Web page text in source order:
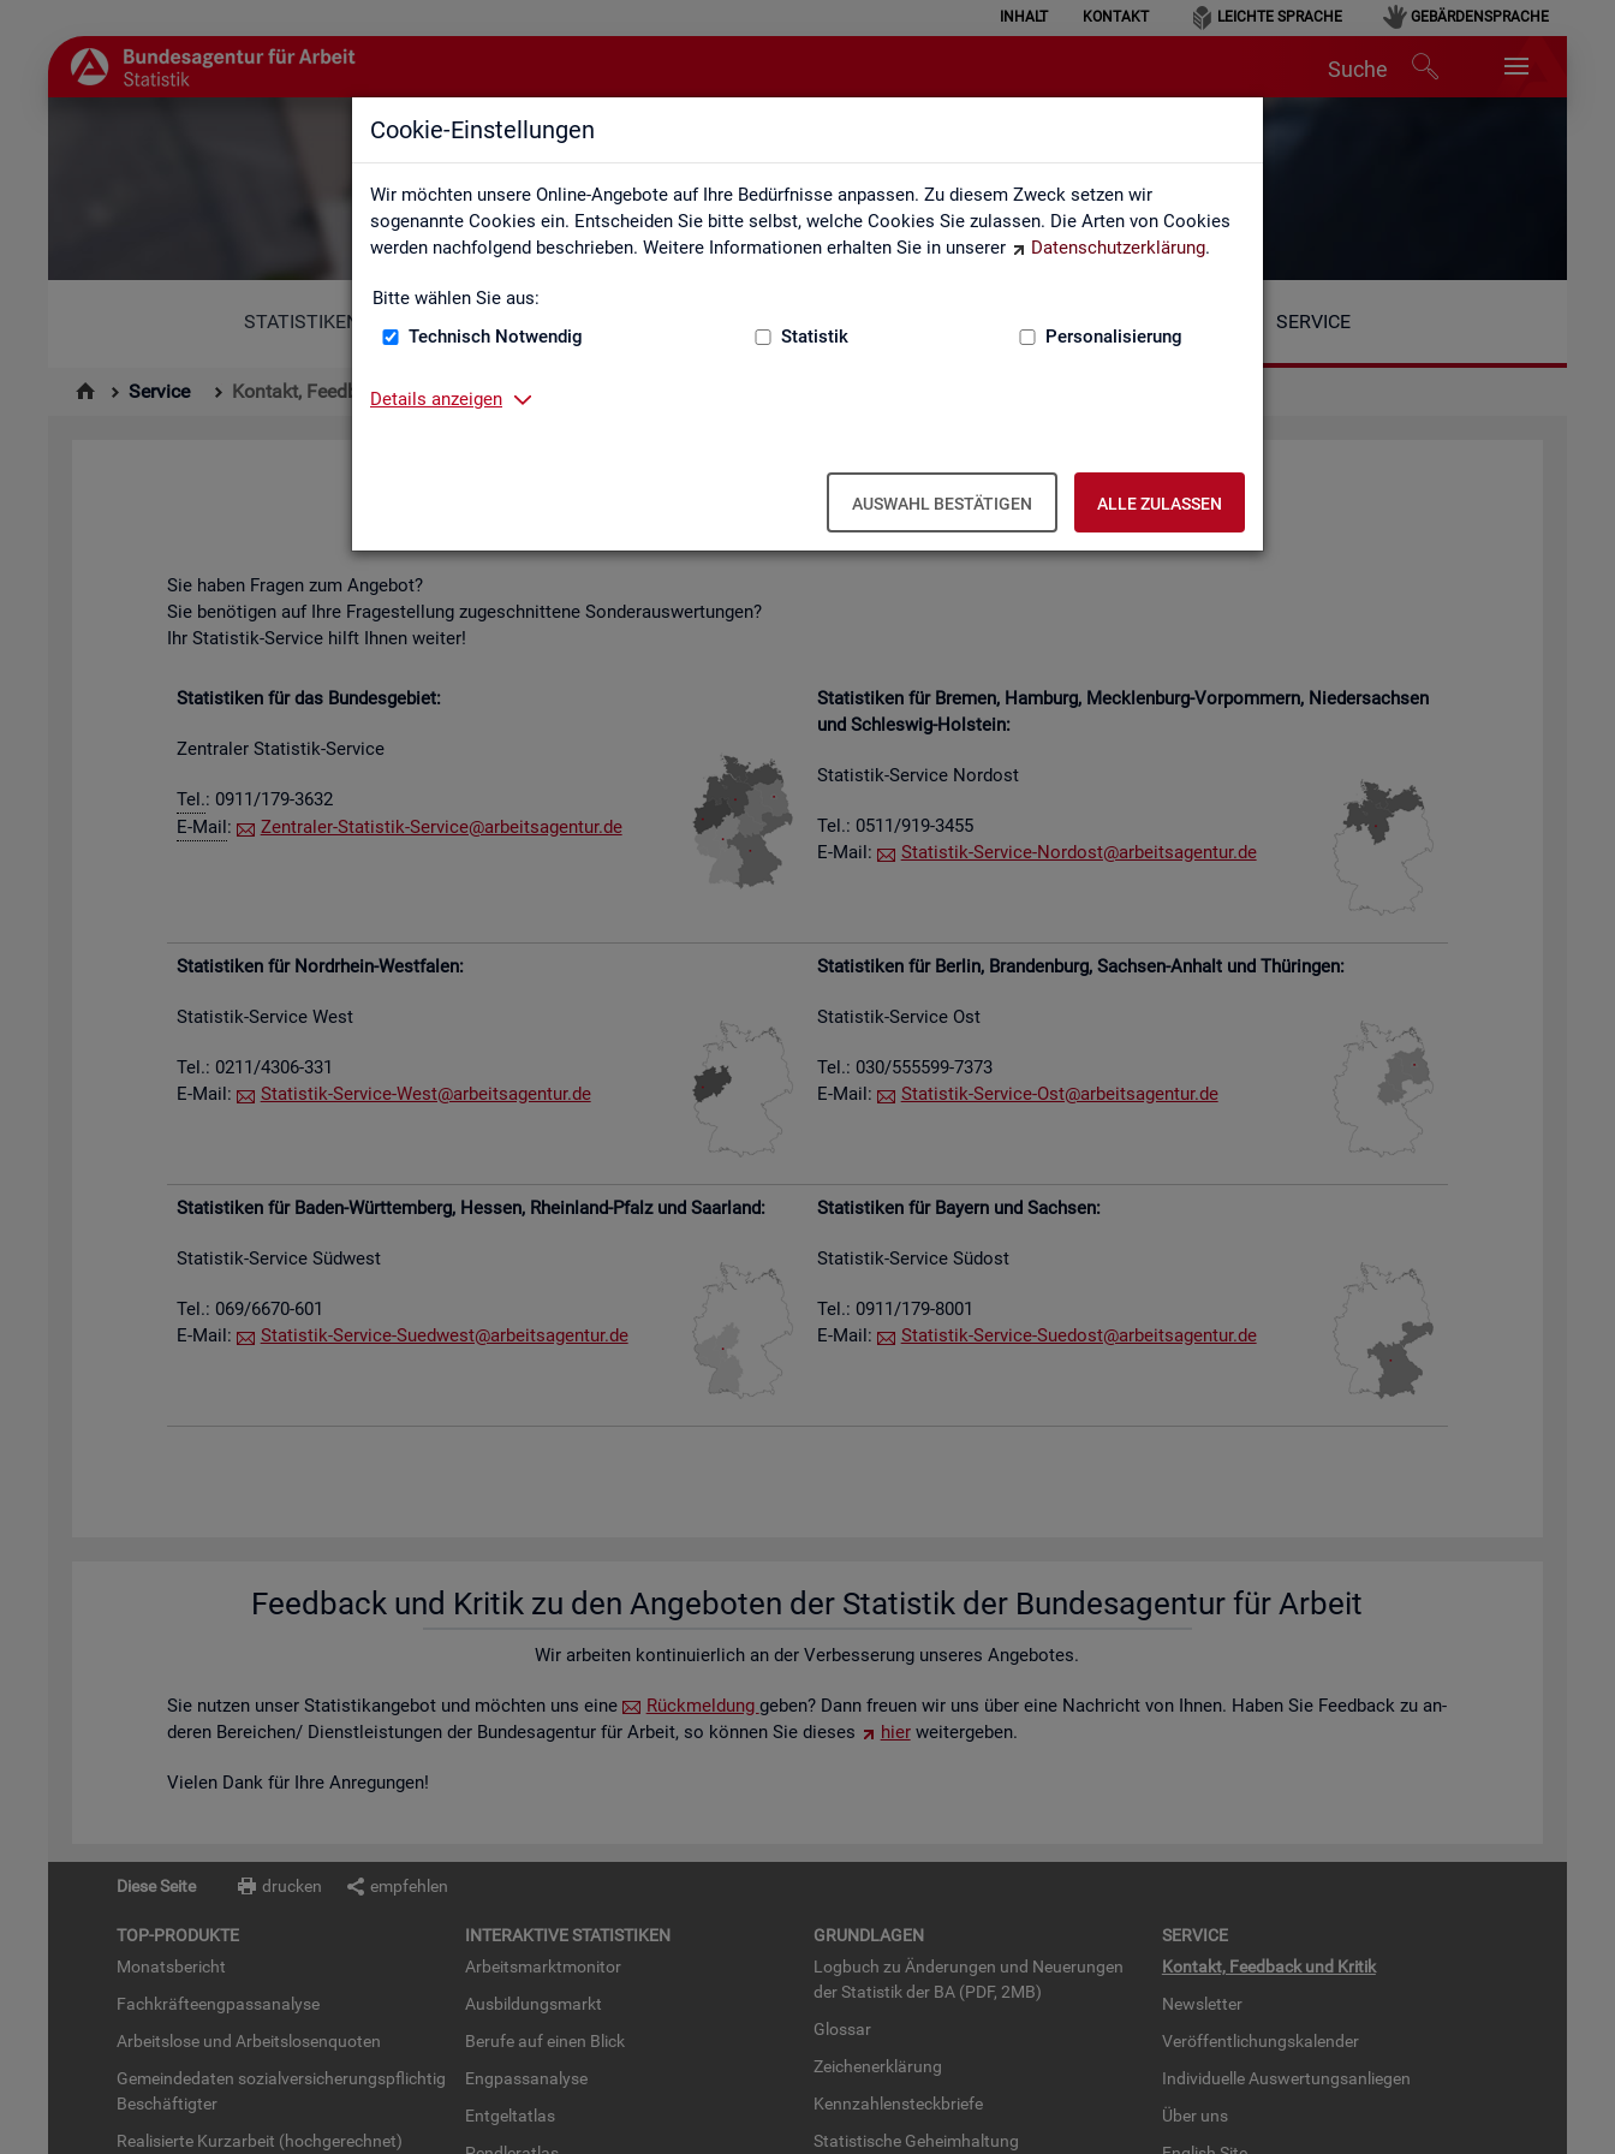
Cookie-Einstellungen
Wir möchten unsere Online-Angebote auf Ihre Bedürfnisse anpassen. Zu diesem Zweck setzen wir
sogenannte Cookies ein. Entscheiden Sie bitte selbst, welche Cookies Sie zulassen. Die Arten von Cookies
werden nachfolgend beschrieben. Weitere Informationen erhalten Sie in unserer
Datenschutzerklärung.
Bitte wählen Sie aus:
Technisch Notwendig
Statistik Personalisierung
Details anzeigen
AUSWAHL BESTÄTIGEN ALLE ZULASSEN
INHALT KONTAKT LEICHTE SPRACHE GEBÄRDENSPRACHE
Suche
Kontakt, Feedback und Kritik
STATISTIKEN SERVICE
Service Kontakt, Feedback und Kritik
Kon­takt
Nut­zen Sie die Mög­lich­keit mit uns in Kon­takt zu tre­ten!
Sie haben Fra­gen zum An­ge­bot?
Sie be­nö­ti­gen auf Ihre Fra­ge­stel­lung zu­ge­schnit­te­ne Son­der­aus­wer­tun­gen?
Ihr Sta­tis­tik-Ser­vice hilft Ihnen wei­ter!
Sta­tis­ti­ken für das Bun­des­ge­biet:
Zen­tra­ler Sta­tis­tik-Ser­vice
Tel.: 0911/179-3632
E-Mail: Zen­tra­ler-Sta­tis­tik-Ser­vice@​arb​eits​agen​tur.​de
Sta­tis­ti­ken für Bre­men, Ham­burg, Meck­len­burg-Vor­pom­mern, Nie­der­sach­sen
und Schles­wig-Hol­stein:
Sta­tis­tik-Ser­vice Nord­ost
Tel.: 0511/919-3455
E-Mail:
Sta­tis­tik-Ser­vice-Nord­ost@​arb​eits​agen​tur.​de
Sta­tis­ti­ken für Nord­rhein-West­fa­len:
Sta­tis­tik-Ser­vice West
Tel.: 0211/4306-331
E-Mail:
Sta­tis­tik-Ser­vice-West@​arb​eits​agen​tur.​de
Sta­tis­ti­ken für Ber­lin, Bran­den­burg, Sach­sen-An­halt und Thü­rin­gen:
Sta­tis­tik-Ser­vice Ost
Tel.: 030/555599-7373
E-Mail:
Sta­tis­tik-Ser­vice-Ost@​arb​eits​agen​tur.​de
Sta­tis­ti­ken für Baden-Würt­tem­berg, Hes­sen, Rhein­land-Pfalz und Saar­land:
Sta­tis­tik-Ser­vice Süd­west
Tel.: 069/6670-601
E-Mail:
Sta­tis­tik-Ser­vice-Su­ed­west@​arb​eits​agen​tur.​de
Sta­tis­ti­ken für Bay­ern und Sach­sen:
Sta­tis­tik-Ser­vice Süd­ost
Tel.: 0911/179-8001
E-Mail:
Sta­tis­tik-Ser­vice-Su­e­dost@​arb​eits​agen​tur.​de
Feed­back und Kri­tik zu den An­ge­bo­ten der Sta­tis­tik der Bun­des­agen­tur für Ar­beit
Wir ar­bei­ten kon­ti­nu­ier­lich an der Ver­bes­se­rung un­se­res An­ge­bo­tes.
Sie nut­zen unser Sta­tis­tik­an­ge­bot und möch­ten uns eine Rück­mel­dung geben? Dann freu­en wir uns über eine Nach­richt von Ihnen. Haben Sie Feed­back zu an­
de­ren Be­rei­chen/ Dienst­leis­tun­gen der Bun­des­agen­tur für Ar­beit, so kön­nen Sie die­ses
hierwei­ter­ge­ben.
Vie­len Dank für Ihre An­re­gun­gen!
Diese Seite drucken empfehlen
TOP-PRO­DUK­TE
Mo­nats­be­richt
Fach­kräf­te­eng­pass­ana­ly­se
Ar­beits­lo­se und Ar­beits­lo­sen­quo­ten
Ge­mein­de­da­ten so­zi­al­ver­si­che­rungs­pflich­tig
Be­schäf­tig­ter
Rea­li­sier­te Kurz­ar­beit (hoch­ge­rech­net)
IN­TER­AK­TI­VE STA­TIS­TI­KEN
Ar­beits­markt­mo­ni­tor
Aus­bil­dungs­markt
Be­ru­fe auf einen Blick
Eng­pass­ana­ly­se
Ent­gel­t­at­las
GRUND­LA­GEN
Log­buch zu Än­de­run­gen und Neue­run­gen
der Sta­tis­tik der BA (PDF, 2MB)
Glos­sar
Zei­chen­er­klä­rung
Kenn­zah­len­steck­brie­fe
Sta­tis­ti­sche Ge­heim­hal­tung
SER­VICE
Kon­takt, Feed­back und Kri­tik
News­let­ter
Ver­öf­fent­li­chungs­ka­len­der
In­di­vi­du­el­le Aus­wer­tungs­an­lie­gen
Über uns